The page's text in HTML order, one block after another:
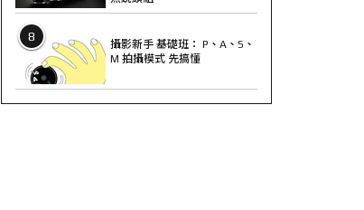
8
攝影新手 基礎班： P、A、S、
M 拍攝模式 先搞懂